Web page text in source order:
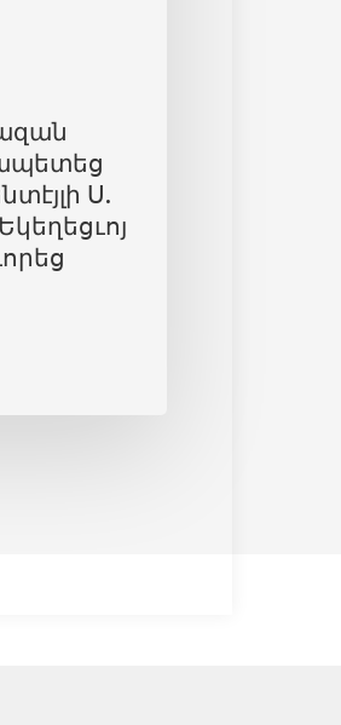
Ս.